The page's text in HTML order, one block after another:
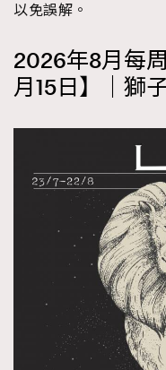
以免誤解。
2026年8月每
月15日】｜獅